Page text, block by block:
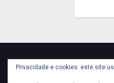
Privacidade e cookies: este site